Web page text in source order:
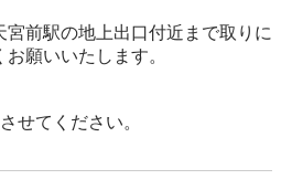
前駅の地上出口付近まで取りに
願いいたします。
せてください。